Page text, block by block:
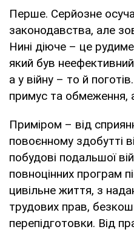
Перше. Серйозне
законодавства, але
Нині діюче – це
який був
а у війну – то й
примус та обмеження,
Приміром – від
повоєнному здобутті
побудові подальшої
повноцінних програм
цивільне життя, з
трудових прав,
перепідготовки. Від